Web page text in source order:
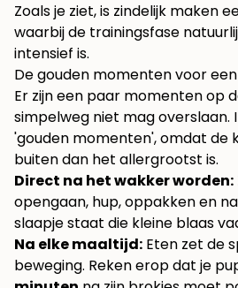
Zoals je ziet, is zindelijk maken
waarbij de trainingsfase
intensief is.
De gouden momenten voor
Er zijn een paar momenten op
simpelweg niet mag overslaan.
'gouden momenten', omdat de
buiten dan het allergrootst is.
Direct na het wakker worden:
opengaan, hup, oppakken en
slaapje staat die kleine blaas
Na elke maaltijd: Eten zet de
beweging. Reken erop dat je